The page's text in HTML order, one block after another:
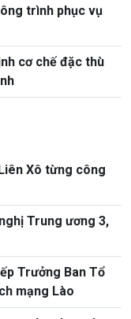
trình phục vụ
cơ chế đặc thù
Xô từng công
Trung ương 3,
Trưởng Ban Tổ
mạng Lào